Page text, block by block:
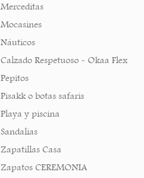
Merceditas
Mocasines
Náuticos
Calzado Respetuoso - Okaa Flex
Pepitos
Pisakk o botas safaris
Playa y piscina
Sandalias
Zapatillas Casa
Zapatos CEREMONIA